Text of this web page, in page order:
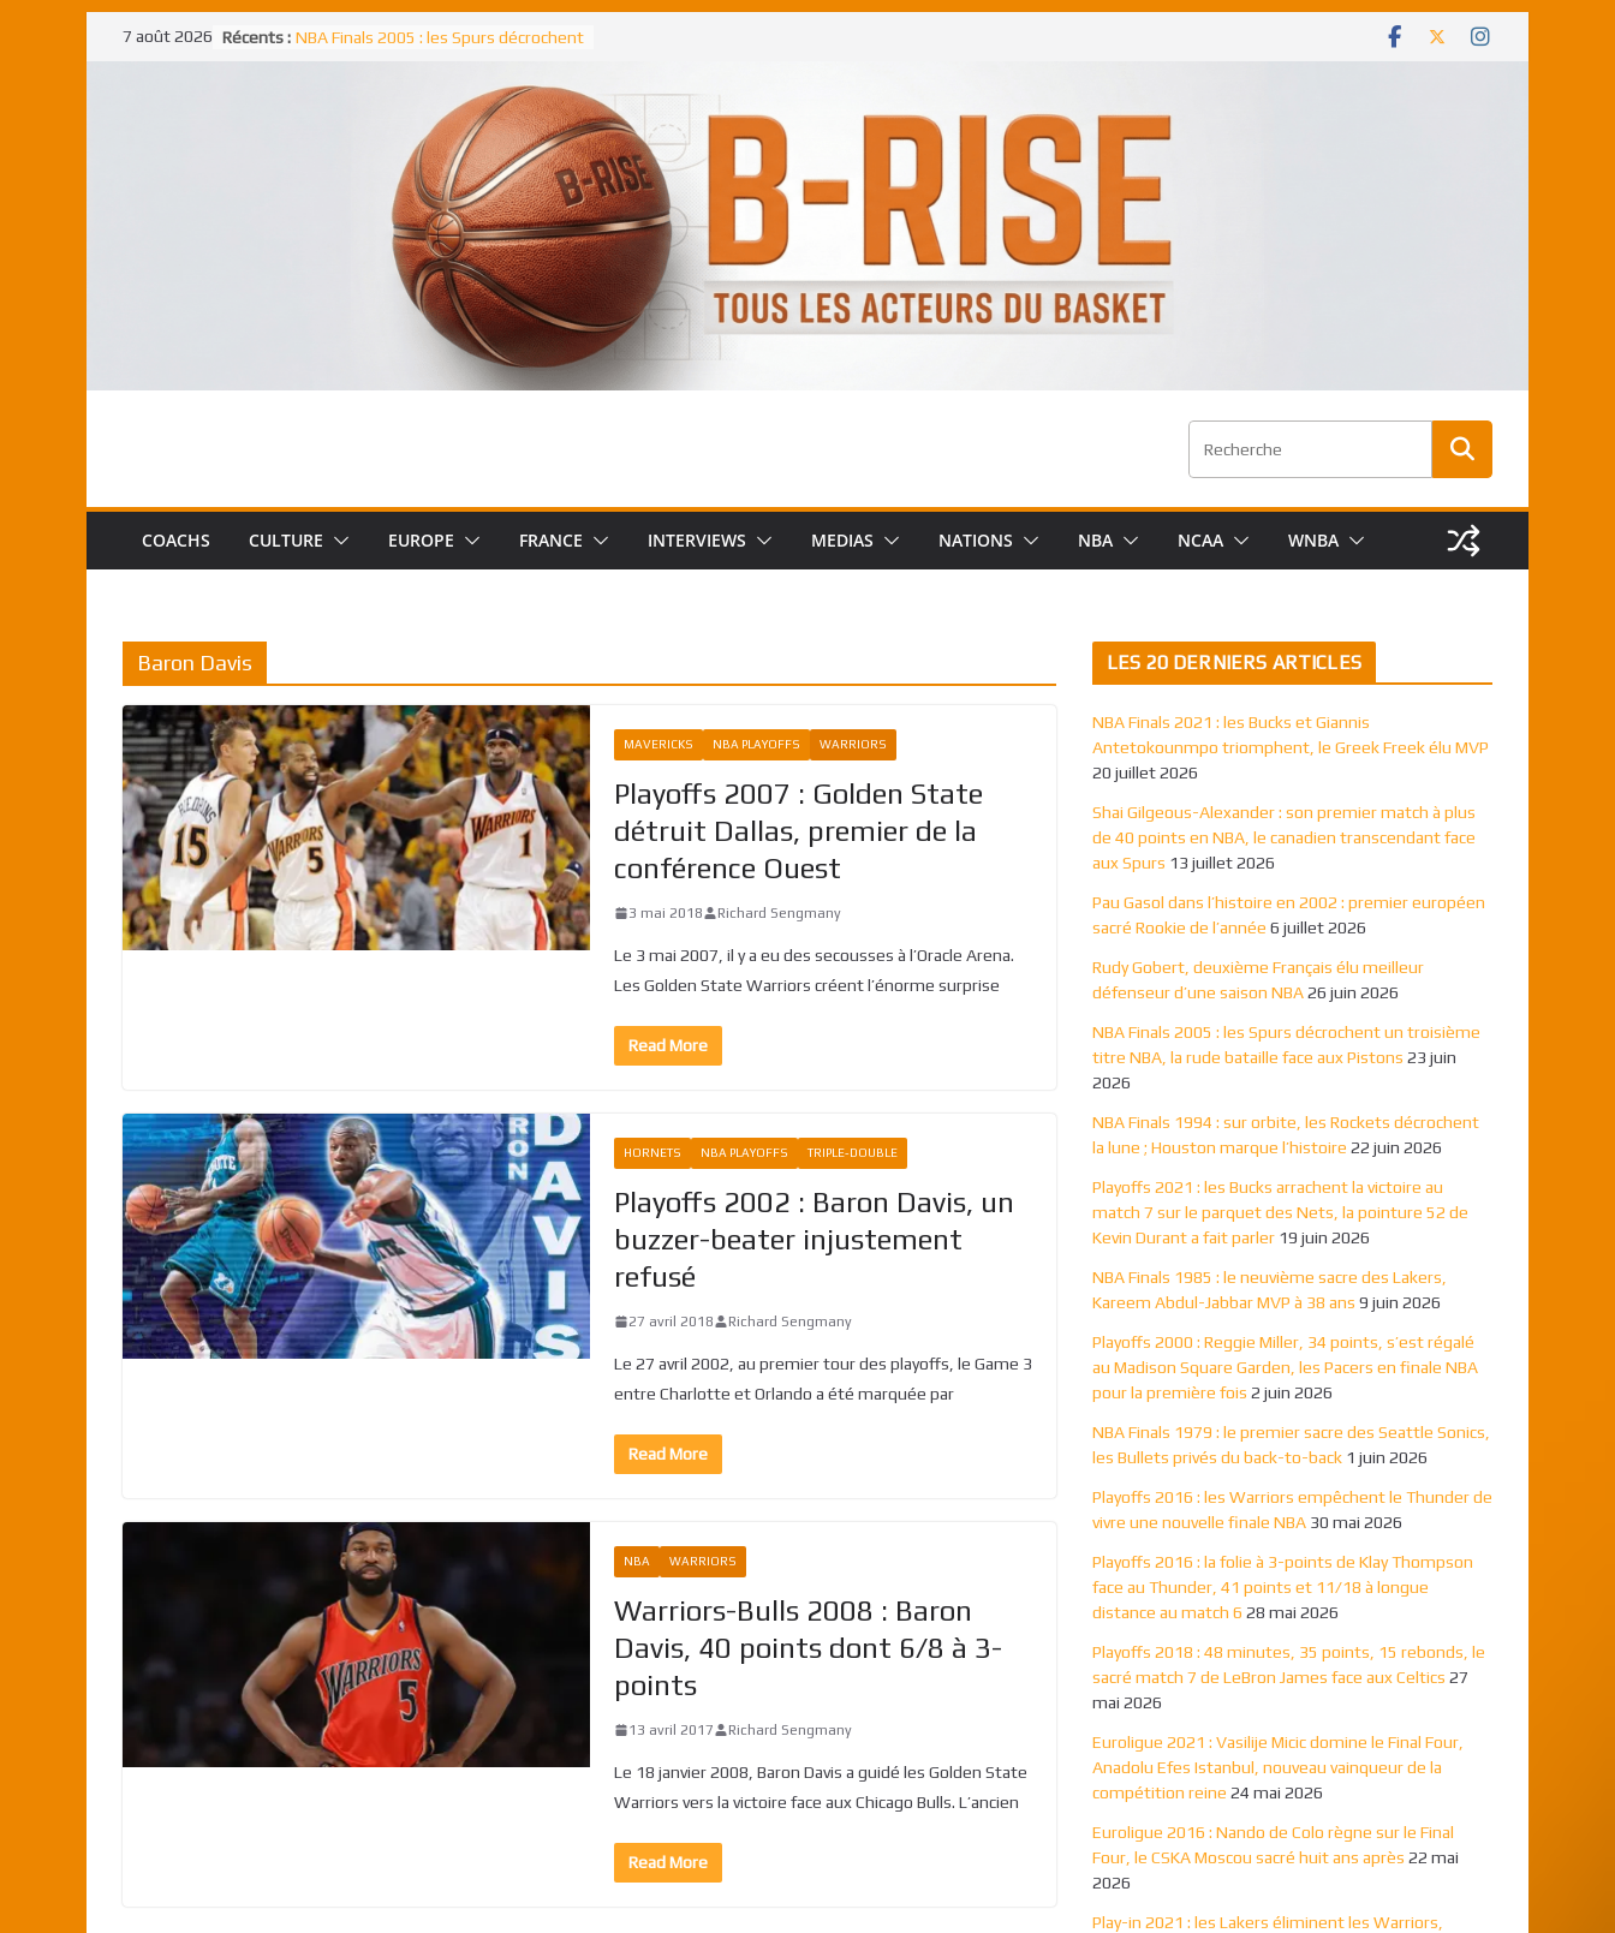
Passer7 août 2026 Récents : NBA Finals 2005 : les Spurs décrochent
NBA Finals 2021 : les Bucks et Giannis
Antetokounmpo triomphent, le Greek
Shai Gilgeous-Alexander : son premier
match à plus de 40 points en NBA, le
canadien transcendant face aux Spurs
Pau Gasol dans l’histoire en 2002 :
premier européen sacré Rookie de
Rudy Gobert, deuxième Français élu
meilleur défenseur d’une saison NBA
COACHS CULTURE EUROPE FRANCE INTERVIEWS MEDIAS NATIONS NBA NCAA WNBA
Baron Davis
MAVERICKS NBA PLAYOFFS WARRIORS
Playoffs 2007 : Golden State
détruit Dallas, premier de la
conférence Ouest
3 mai 2018 Richard Sengmany
Le 3 mai 2007, il y a eu des secousses à l’Oracle Arena.
Les Golden State Warriors créent l’énorme surprise
Read More
HORNETS NBA PLAYOFFS TRIPLE-DOUBLE
Playoffs 2002 : Baron Davis, un
buzzer-beater injustement
refusé
27 avril 2018 Richard Sengmany
Le 27 avril 2002, au premier tour des playoffs, le Game 3
entre Charlotte et Orlando a été marquée par
Read More
NBA WARRIORS
Warriors-Bulls 2008 : Baron
Davis, 40 points dont 6/8 à 3-
points
13 avril 2017 Richard Sengmany
Le 18 janvier 2008, Baron Davis a guidé les Golden State
Warriors vers la victoire face aux Chicago Bulls. L’ancien
Read More
LES 20 DERNIERS ARTICLES
NBA Finals 2021 : les Bucks et Giannis
Antetokounmpo triomphent, le Greek Freek élu MVP
20 juillet 2026
Shai Gilgeous-Alexander : son premier match à plus
de 40 points en NBA, le canadien transcendant face
aux Spurs 13 juillet 2026
Pau Gasol dans l’histoire en 2002 : premier européen
sacré Rookie de l’année 6 juillet 2026
Rudy Gobert, deuxième Français élu meilleur
défenseur d’une saison NBA26 juin 2026
NBA Finals 2005 : les Spurs décrochent un troisième
titre NBA, la rude bataille face aux Pistons 23 juin
2026
NBA Finals 1994 : sur orbite, les Rockets décrochent
la lune ; Houston marque l’histoire 22 juin 2026
Playoffs 2021 : les Bucks arrachent la victoire au
match 7 sur le parquet des Nets, la pointure 52 de
Kevin Durant a fait parler 19 juin 2026
NBA Finals 1985 : le neuvième sacre des Lakers,
Kareem Abdul-Jabbar MVP à 38 ans 9 juin 2026
Playoffs 2000 : Reggie Miller, 34 points, s’est régalé
au Madison Square Garden, les Pacers en finale NBA
pour la première fois 2 juin 2026
NBA Finals 1979 : le premier sacre des Seattle Sonics,
les Bullets privés du back-to-back 1 juin 2026
Playoffs 2016 : les Warriors empêchent le Thunder de
vivre une nouvelle finale NBA 30 mai 2026
Playoffs 2016 : la folie à 3-points de Klay Thompson
face au Thunder, 41 points et 11/18 à longue
distance au match 6 28 mai 2026
Playoffs 2018 : 48 minutes, 35 points, 15 rebonds, le
sacré match 7 de LeBron James face aux Celtics 27
mai 2026
Euroligue 2021 : Vasilije Micic domine le Final Four,
Anadolu Efes Istanbul, nouveau vainqueur de la
compétition reine 24 mai 2026
Euroligue 2016 : Nando de Colo règne sur le Final
Four, le CSKA Moscou sacré huit ans après 22 mai
2026
Play-in 2021 : les Lakers éliminent les Warriors,